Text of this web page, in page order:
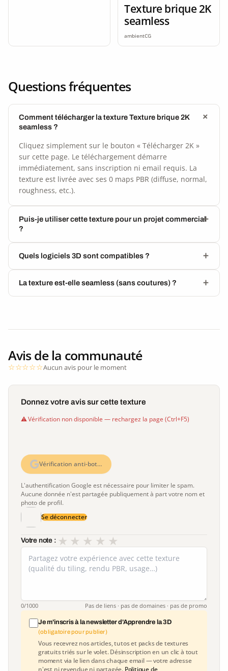
Texture brique 2K
seamless
ambientCG
Questions fréquentes
Comment télécharger la texture Texture brique 2K
seamless ?
Cliquez simplement sur le bouton « Télécharger 2K »
sur cette page. Le téléchargement démarre
immédiatement, sans inscription ni email requis. La
texture est livrée avec ses 0 maps PBR (diffuse, normal,
roughness, etc.).
Puis-je utiliser cette texture pour un projet commercial
?
Quels logiciels 3D sont compatibles ?
La texture est-elle seamless (sans coutures) ?
Avis de la communauté
Aucun avis pour le moment
Donnez votre avis sur cette texture
Vérification non disponible — rechargez la page (Ctrl+F5)
Vérification anti-bot…
L'authentification Google est nécessaire pour limiter le spam.
Aucune donnée n'est partagée publiquement à part votre nom et
photo de profil.
Se déconnecter
Votre note : ★
★
★
★
★
0/1000 Pas de liens · pas de domaines · pas de promo
Je m'inscris à la newsletter d'Apprendre la 3D
(obligatoire pour publier)
Vous recevrez nos articles, tutos et packs de textures
gratuits triés sur le volet. Désinscription en un clic à tout
moment via le lien dans chaque email — votre adresse
n'est ni revendue ni partagée. Politique de